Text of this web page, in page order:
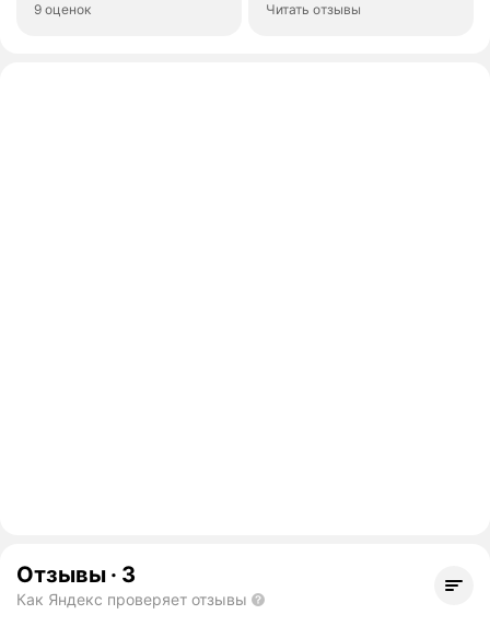
9 оценок Читать отзывы
Отзывы · 3
Как Яндекс проверяет отзывы